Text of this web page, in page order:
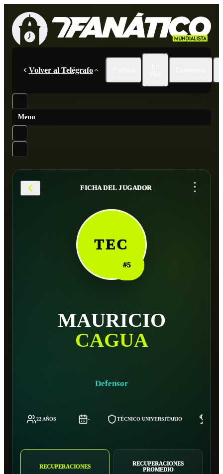
Volver al Telégrafo
Menu
FICHA DEL JUGADOR ...
TEC
#5
MAURICIO
CAGUA
Defensor
22 AÑOS - TÉCNICO UNIVERSITARIO
RECUPERACIONES
RECUPERACIONES
PROMEDIO